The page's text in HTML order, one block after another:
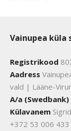
Vainupea küla
Registrikood
Aadress
vald | Lääne-
A/a (Swedbank)
Külavanem
+372 53 006 433